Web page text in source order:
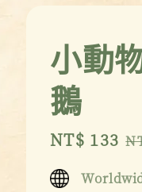
小動
鵝
Sale
price
NT$ 133